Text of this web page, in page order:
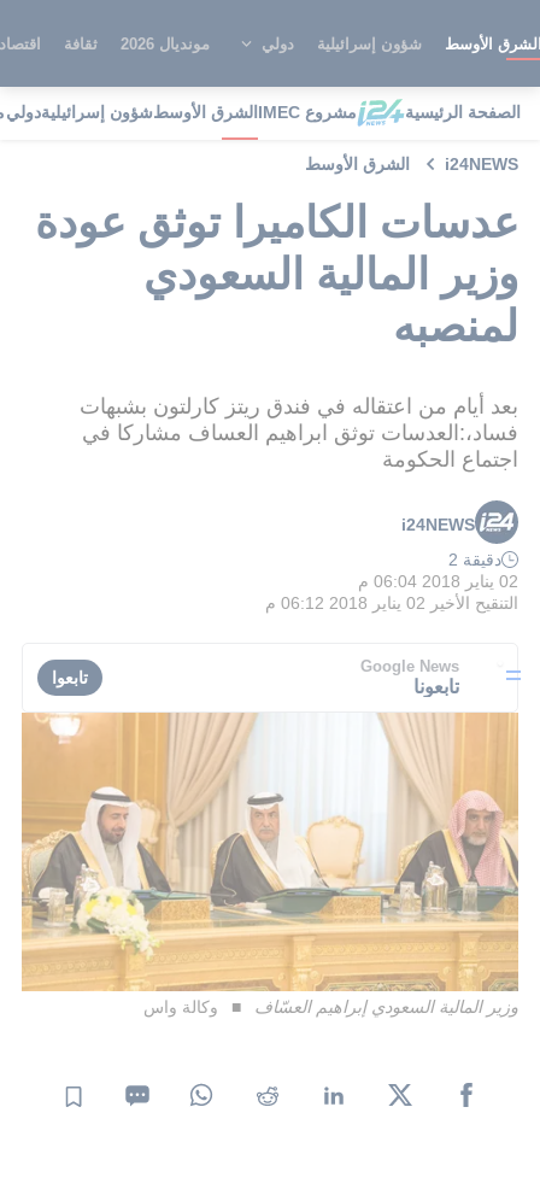
الأوسط شؤون إسرائيلية دولي مونديال 2026 ثقافة
الصفحة الرئيسية مشروع IMEC الشرق الأوسطشؤون إسرائيليةدولي
i24NEWS الشرق الأوسط
عدسات الكاميرا توثق عودة
وزير المالية السعودي
لمنصبه
بعد أيام من اعتقاله في فندق ريتز كارلتون بشبهات
فساد،:العدسات توثق ابراهيم العساف مشاركا في
اجتماع الحكومة
i24NEWS
دقيقة 2
02 يناير 2018 06:04 م
التنقيح الأخير 02 يناير 2018 06:12 م
Google News
تابعونا تابعوا
وزير المالية السعودي إبراهيم العسّاف وكالة واس